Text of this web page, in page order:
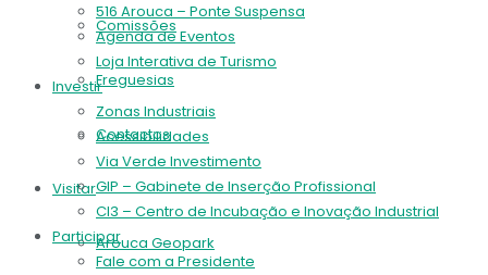
Comissões
Freguesias
Contactos
Visitar
Arouca Geopark
516 Arouca – Ponte Suspensa
Agenda de Eventos
Loja Interativa de Turismo
Investir
Zonas Industriais
Acessibilidades
Via Verde Investimento
GIP – Gabinete de Inserção Profissional
CI3 – Centro de Incubação e Inovação Industrial
Participar
Fale com a Presidente